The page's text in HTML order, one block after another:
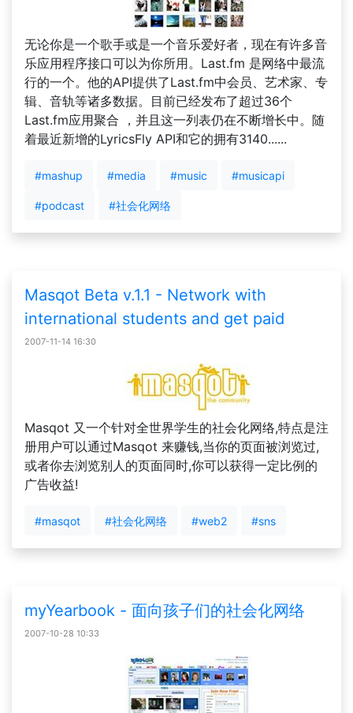
无论你是一个歌手或是一个音乐爱好者，现在有许多音
乐应用程序接口可以为你所用。Last.fm 是网络中最流
行的一个。他的API提供了Last.fm中会员、艺术家、专
辑、音轨等诸多数据。目前已经发布了超过36个
Last.fm应用聚合 ，并且这一列表仍在不断增长中。随
着最近新增的LyricsFly API和它的拥有3140......
#mashup #media #music #musicapi
#podcast #社会化网络
Masqot Beta v.1.1 - Network with
international students and get paid
2007-11-14 16:30
Masqot 又一个针对全世界学生的社会化网络,特点是注
册用户可以通过Masqot 来赚钱,当你的页面被浏览过,
或者你去浏览别人的页面同时,你可以获得一定比例的
广告收益!
#masqot #社会化网络 #web2 #sns
myYearbook - 面向孩子们的社会化网络
2007-10-28 10:33